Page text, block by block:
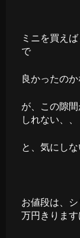
ミニを買え
で
良かったの
が、この隙
しれない、、
と、気にし
お値段は、
万円きりま